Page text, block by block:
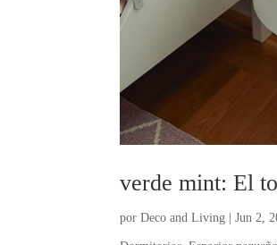
verde mint: El
porDeco and Living |Jun 2,